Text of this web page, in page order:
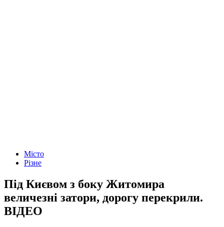
Місто
Різне
Під Києвом з боку Житомира
величезні затори, дорогу перекрили.
ВІДЕО